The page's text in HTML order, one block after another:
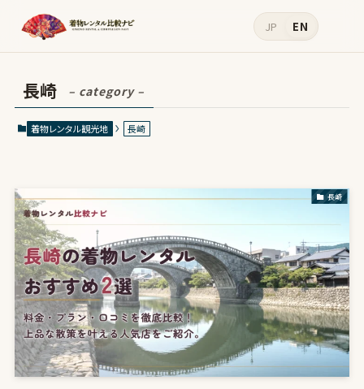
JP EN
長崎 – category –
着物レンタル観光地 長崎
長崎